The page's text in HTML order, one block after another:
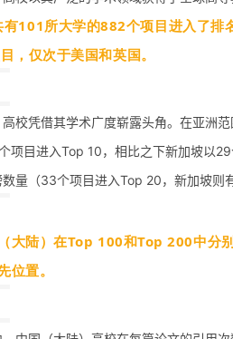
有101所大学的882个项目进入了
，仅次于美国和英国。
校凭借其学术广度崭露头角。在亚洲
项目进入Top 10，相比之下新加坡以
量（33个项目进入Top 20，新加坡则
大陆）在Top 100和Top 200中分
位置。